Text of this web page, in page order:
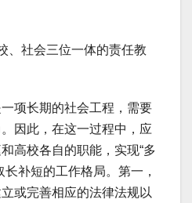
社会三位一体的责任教
长期的社会工程，需要
因此，在这一过程中，应
高校各自的职能，实现“多
补短的工作格局。第一，
或完善相应的法律法规以